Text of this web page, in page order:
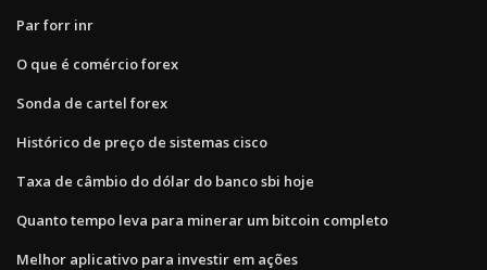
Par forr inr
O que é comércio forex
Sonda de cartel forex
Histórico de preço de sistemas cisco
Taxa de câmbio do dólar do banco sbi hoje
Quanto tempo leva para minerar um bitcoin completo
Melhor aplicativo para investir em ações